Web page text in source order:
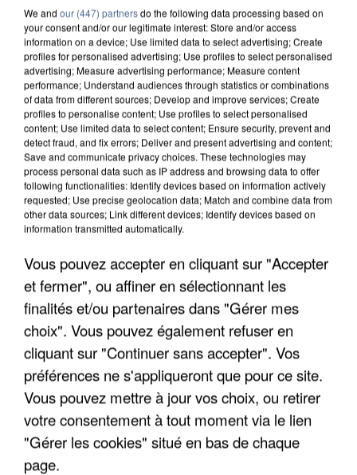
LES DONNÉES DE 300 000 CLIENTS DÉROBÉES À
INTERMARCHÉ APRÈS UNE...
We and our (447) partnersdo the following data processing based on
your consent and/or our legitimate interest: Store and/or access
information on a device; Use limited data to select advertising; Create
profiles for personalised advertising; Use profiles to select personalised
advertising; Measure advertising performance; Measure content
performance; Understand audiences through statistics or combinations
of data from different sources; Develop and improve services; Create
profiles to personalise content; Use profiles to select personalised
content; Use limited data to select content; Ensure security, prevent and
detect fraud, and fix errors; Deliver and present advertising and content;
Save and communicate privacy choices. These technologies may
process personal data such as IP address and browsing data to offer
following functionalities: Identify devices based on information actively
requested; Use precise geolocation data; Match and combine data from
other data sources; Link different devices; Identify devices based on
information transmitted automatically.
Vous pouvez accepter en cliquant sur "Accepter
et fermer", ou affiner en sélectionnant les
finalités et/ou partenaires dans "Gérer mes
choix". Vous pouvez également refuser en
cliquant sur "Continuer sans accepter". Vos
préférences ne s'appliqueront que pour ce site.
Vous pouvez mettre à jour vos choix, ou retirer
votre consentement à tout moment via le lien
"Gérer les cookies" situé en bas de chaque
page.